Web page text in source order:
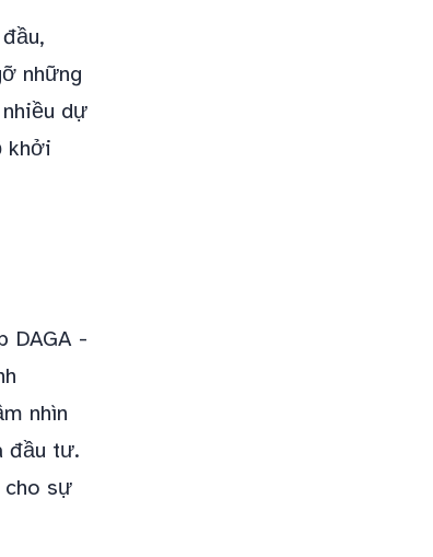
những
dự
khởi
DAGA -
nhìn
đầu tư.
cho sự